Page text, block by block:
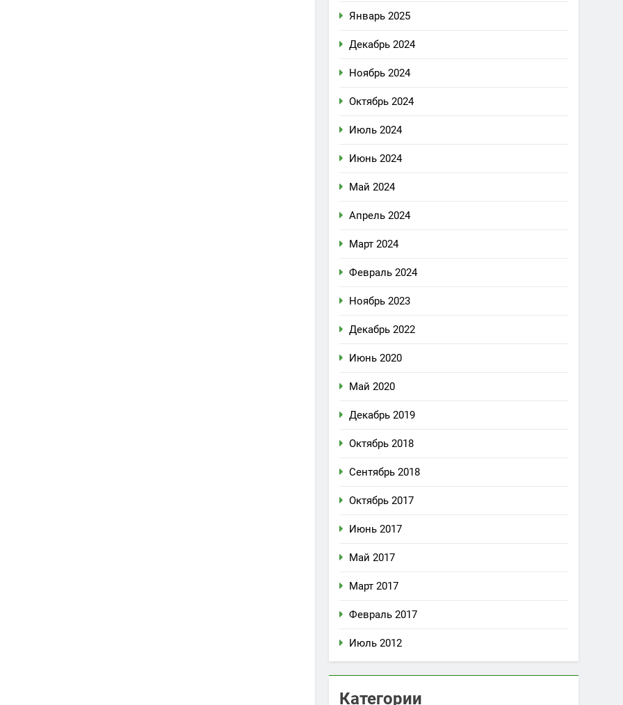
Январь 2025
Декабрь 2024
Ноябрь 2024
Октябрь 2024
Июль 2024
Июнь 2024
Май 2024
Апрель 2024
Март 2024
Февраль 2024
Ноябрь 2023
Декабрь 2022
Июнь 2020
Май 2020
Декабрь 2019
Октябрь 2018
Сентябрь 2018
Октябрь 2017
Июнь 2017
Май 2017
Март 2017
Февраль 2017
Июль 2012
Категории